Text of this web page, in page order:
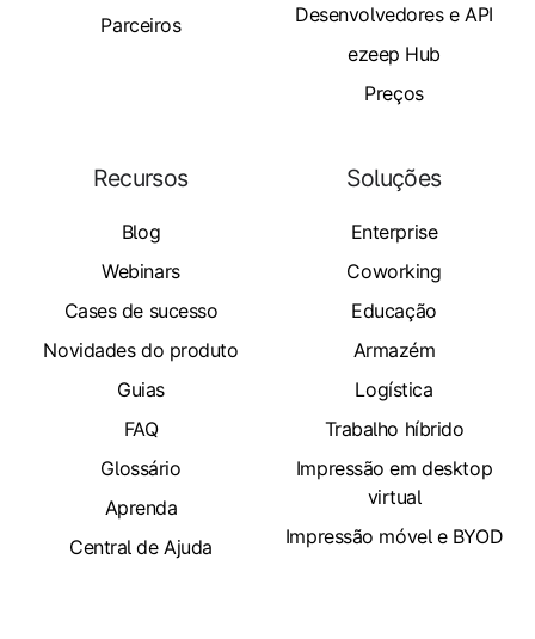
Parceiros
Desenvolvedores e API
ezeep Hub
Preços
Recursos
Blog
Webinars
Cases de sucesso
Novidades do produto
Guias
FAQ
Glossário
Aprenda
Central de Ajuda
Soluções
Enterprise
Coworking
Educação
Armazém
Logística
Trabalho híbrido
Impressão em desktop
virtual
Impressão móvel e BYOD